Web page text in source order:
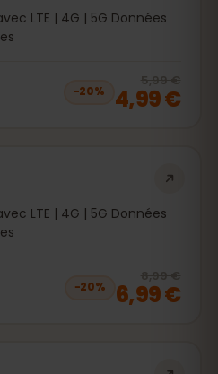
LTE | 4G | 5G Données
−20%
5,99 €
4,99 €
LTE | 4G | 5G Données
−20%
8,99 €
6,99 €